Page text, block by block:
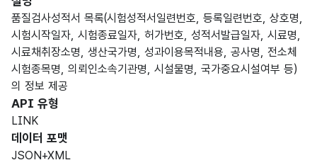
품질검사성적서 목록(시험성적서일련번호, 등록일련번호, 상호명,
시험시작일자, 시험종료일자, 허가번호, 성적서발급일자, 시료명,
시료채취장소명, 생산국가명, 성과이용목적내용, 공사명, 전소체
시험종목명, 의뢰인소속기관명, 시설물명, 국가중요시설여부 등)
의 정보 제공
API 유형
LINK
데이터 포맷
JSON+XML